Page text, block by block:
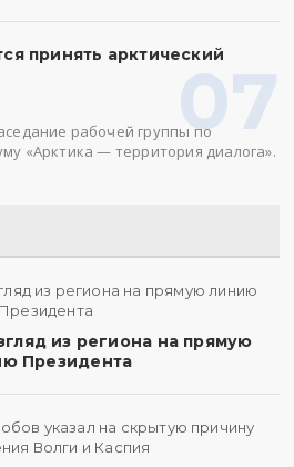
07
принять арктический
рабочей группы по
«Арктика — территория диалога».
из региона на прямую
Президента